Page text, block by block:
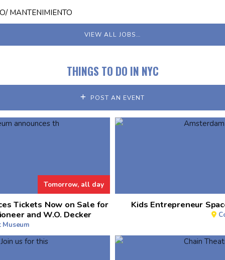
MANTENIMIENTO
VIEW ALL JOBS…
THINGS TO DO IN NYC
POST AN EVENT
Tomorrow, all day
Tickets Now on Sale for
and W.O. Decker
Kids Entrepreneur